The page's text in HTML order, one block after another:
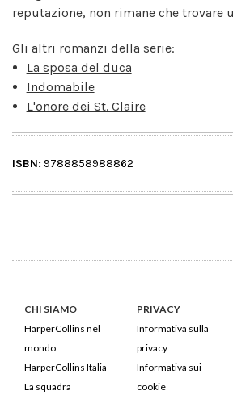
reputazione, non rimane che trovare
Gli altri romanzi della serie:
La sposa del duca
Indomabile
L'onore dei St. Claire
ISBN: 9788858988862
CHI SIAMO
HarperCollins nel
mondo
HarperCollins Italia
La squadra
PRIVACY
Informativa sulla
privacy
Informativa sui
cookie